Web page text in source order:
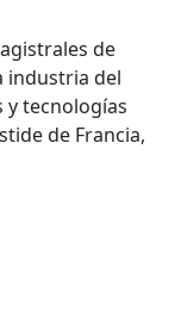
de
industria del
y tecnologías
de Francia,